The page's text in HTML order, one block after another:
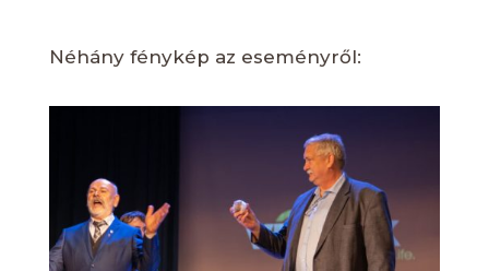
Néhány fénykép az eseményről: